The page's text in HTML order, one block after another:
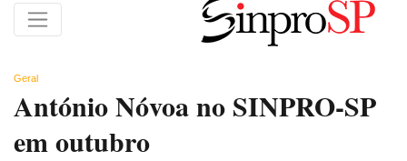
Geral
António Nóvoa no SINPRO-SP
em outubro